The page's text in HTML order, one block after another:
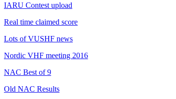
IARU Contest upload
Real time claimed score
Lots of VUSHF news
Nordic VHF meeting 2016
NAC Best of 9
Old NAC Results